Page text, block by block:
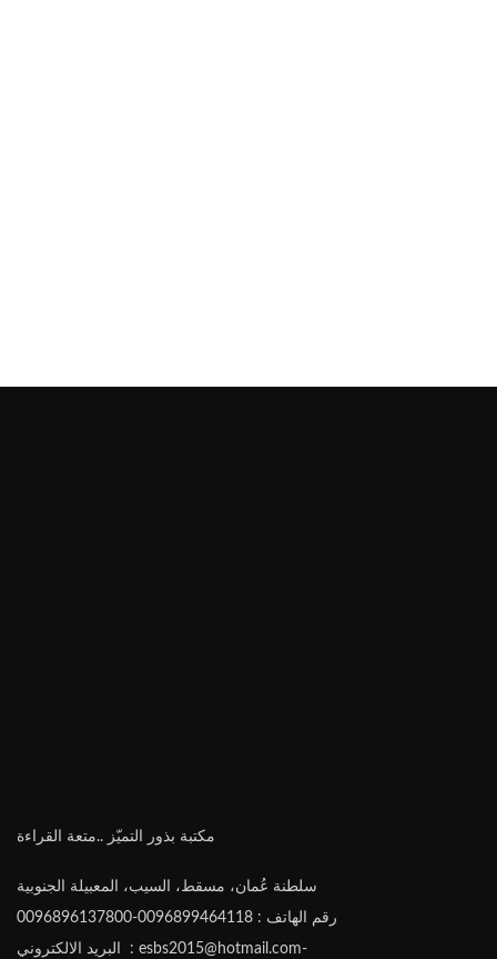
مكتبة بذور التميّز ..متعة القراءة
سلطنة عُمان، مسقط، السيب، المعبيلة الجنوبية
رقم الهاتف : 0096899464118-0096896137800
البريد الالكتروني : esbs2015@hotmail.com-